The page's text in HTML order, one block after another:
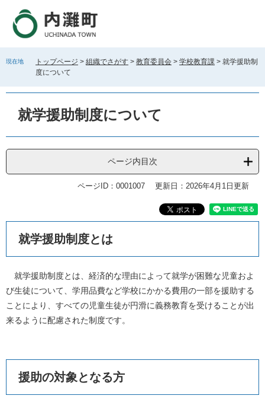
す
し
現在地 トップページ > 組織でさがす > 教育委員会 > 学校教育課 > 就学援助制
度について
就学援助制度について
ページ内目次
ページID：0001007 更新日：2026年4月1日更新
就学援助制度とは
就学援助制度とは、経済的な理由によって就学が困難な児童およ
び生徒について、学用品費など学校にかかる費用の一部を援助する
ことにより、すべての児童生徒が円滑に義務教育を受けることが出
来るように配慮された制度です。
援助の対象となる方